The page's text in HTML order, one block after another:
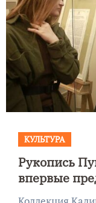
КУЛЬТУРА
Рукопись
впервые